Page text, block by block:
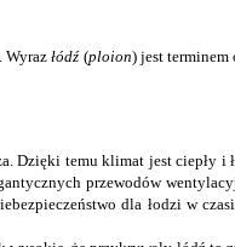
Wyrazłódź (ploion) jest
temu klimat jest ciepły i
przewodów
dla łodzi w